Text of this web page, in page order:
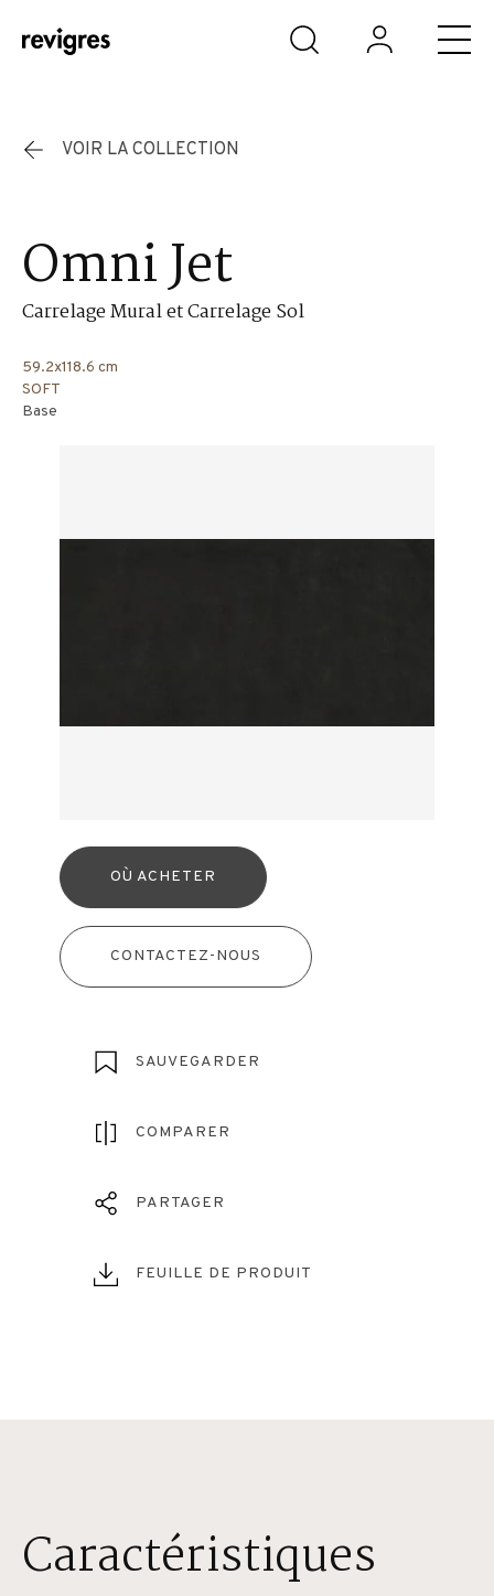
Aller au contenu principal
VOIR LA COLLECTION
Omni Jet
Carrelage Mural et Carrelage Sol
59.2x118.6 cm
SOFT
Base
OÙ ACHETER
CONTACTEZ-NOUS
SAUVEGARDER
COMPARER
PARTAGER
FEUILLE DE PRODUIT
Caractéristiques